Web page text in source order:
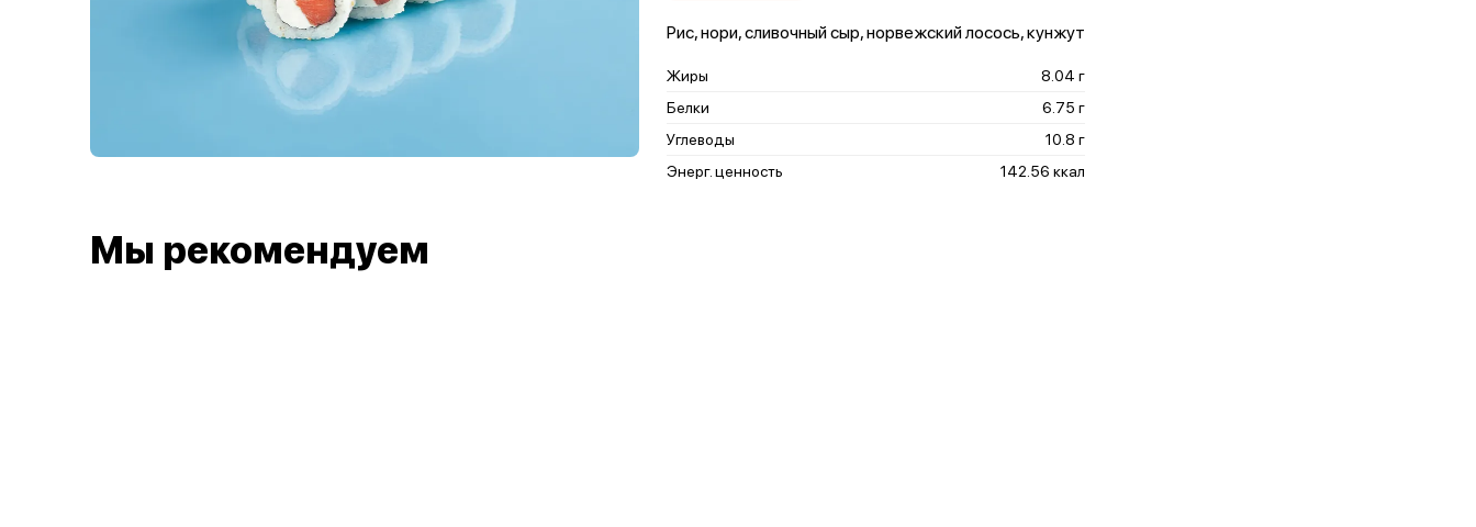
Рис, нори, сливочный сыр, норвежский лосось, кунжут
Жиры
8.04 г
Белки
6.75 г
Углеводы
10.8 г
Энерг. ценность
142.56 ккал
Мы рекомендуем